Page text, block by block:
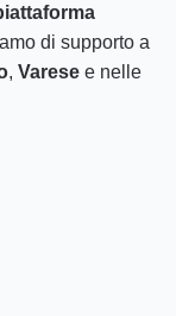
di supporto a
, Varese e nelle